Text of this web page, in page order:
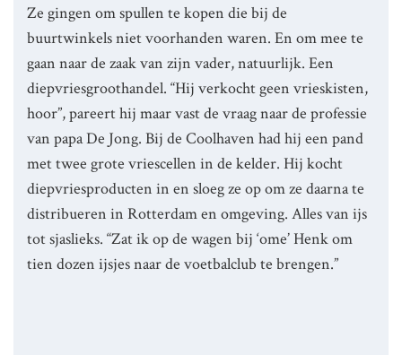
Ze gingen om spullen te kopen die bij de
buurtwinkels niet voorhanden waren. En om mee te
gaan naar de zaak van zijn vader, natuurlijk. Een
diepvriesgroothandel. “Hij verkocht geen vrieskisten,
hoor”, pareert hij maar vast de vraag naar de professie
van papa De Jong. Bij de Coolhaven had hij een pand
met twee grote vriescellen in de kelder. Hij kocht
diepvriesproducten in en sloeg ze op om ze daarna te
distribueren in Rotterdam en omgeving. Alles van ijs
tot sjaslieks. “Zat ik op de wagen bij ‘ome’ Henk om
tien dozen ijsjes naar de voetbalclub te brengen.”